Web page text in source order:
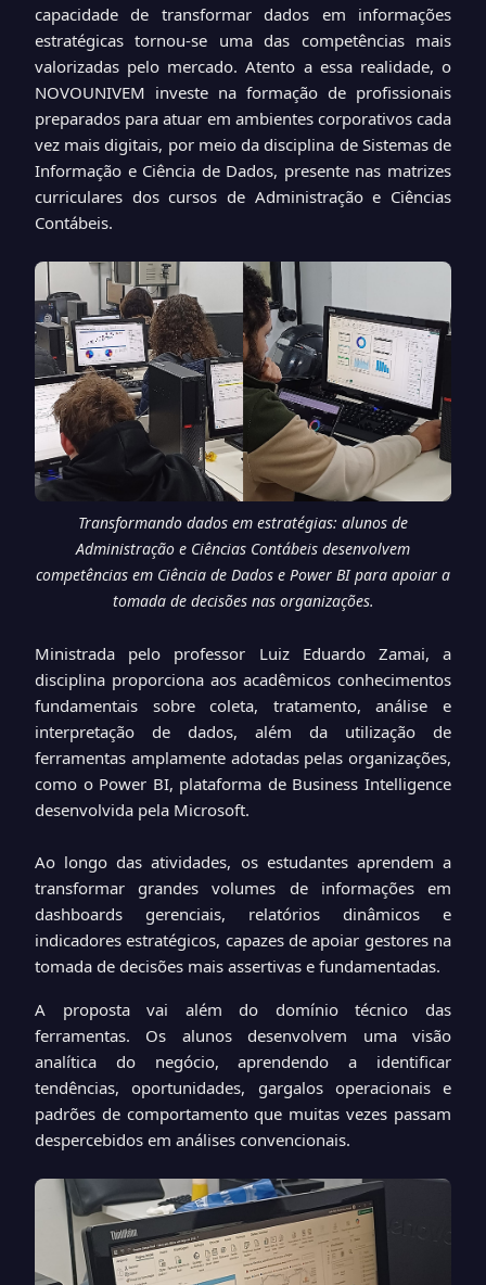
capacidade de transformar dados em informações
estratégicas tornou-se uma das competências mais
valorizadas pelo mercado. Atento a essa realidade, o
NOVOUNIVEM investe na formação de profissionais
preparados para atuar em ambientes corporativos cada
vez mais digitais, por meio da disciplina de Sistemas de
Informação e Ciência de Dados, presente nas matrizes
curriculares dos cursos de Administração e Ciências
Contábeis.
Transformando dados em estratégias: alunos de
Administração e Ciências Contábeis desenvolvem
competências em Ciência de Dados e Power BI para apoiar a
tomada de decisões nas organizações.
Ministrada pelo professor Luiz Eduardo Zamai, a
disciplina proporciona aos acadêmicos conhecimentos
fundamentais sobre coleta, tratamento, análise e
interpretação de dados, além da utilização de
ferramentas amplamente adotadas pelas organizações,
como o Power BI, plataforma de Business Intelligence
desenvolvida pela Microsoft.
Ao longo das atividades, os estudantes aprendem a
transformar grandes volumes de informações em
dashboards gerenciais, relatórios dinâmicos e
indicadores estratégicos, capazes de apoiar gestores na
tomada de decisões mais assertivas e fundamentadas.
A proposta vai além do domínio técnico das
ferramentas. Os alunos desenvolvem uma visão
analítica do negócio, aprendendo a identificar
tendências, oportunidades, gargalos operacionais e
padrões de comportamento que muitas vezes passam
despercebidos em análises convencionais.